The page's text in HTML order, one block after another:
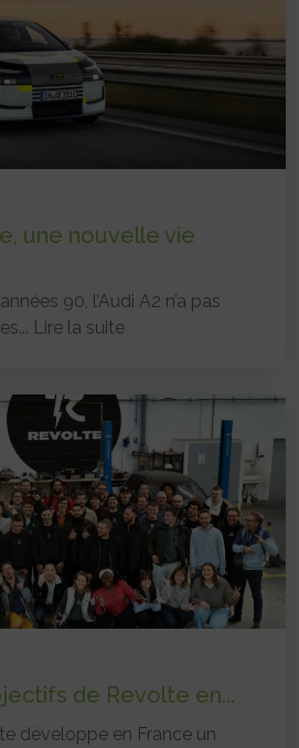
une nouvelle vie
90, l’Audi A2 n’a pas
Lire la suite
de Revolte en...
développe en France un